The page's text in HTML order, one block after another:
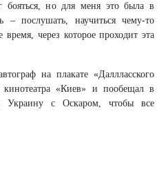
но для меня это была в
– послушать, научиться чему-то
через которое проходит эта
на плакате «Даллласского
кинотеатра «Киев» и пообещал в
Украину с Оскаром, чтобы все